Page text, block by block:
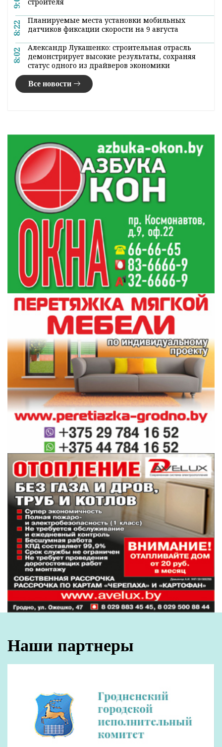
Беларусью странам белорусский протокол
лечения пациентов с подтвержденной
коронавирусной инфекцией, сообщил
министр здравоохранения Владимир
Караникв эфире телеканалаОНТ, сообщает
БЕЛТА.
"Когда мы обсудили протокол диагностики и
лечения пациентов с подтвержденной
коронавирусной инфекцией, они (эксперты
ВОЗ. - Прим.БЕЛТА) сказали, что он не
нуждается в какой-то коррекции. Кроме того,
они будут его рекомендовать многим
сопредельным странам для внедрения тех
подходов, которые применяются у нас по
лечению этих пациентов", - сказал Владимир
Караник.
Миссия ВОЗ работала в Беларуси с 8 по 11
апреля и прибыла в страну по приглашению
Президента Александра Лукашенко.
Оценивались ситуация, принимаемые меры,
подходы к оказанию медпомощи в стране.
Специалисты посещали учреждения
здравоохранения Минска, Минской и
Витебской областей.
"Объективный взгляд со стороны экспертов
ВОЗ и их оценка, естественно, для нас были
важны. Это помогает сверить часы. И не зря
эксперты потом подчеркнули, что это
процесс взаимного обучения", - добавил
министр.
#коронавирус в Беларуси #Стоп COVID
Лентановостей
Около 200 сообщений о звонках мошенников
поступило в милицию за минувшие сутки
Кто и чем кормит механизаторов КСУП